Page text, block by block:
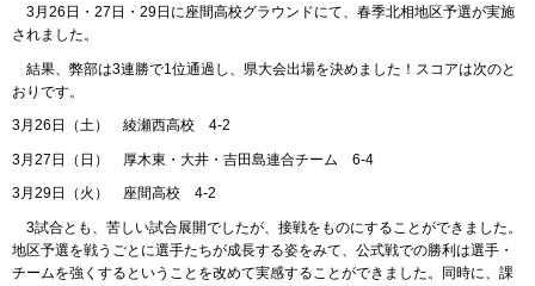
3月26日・27日・29日に座間高校グラウンドにて、春季北相地区予選が実施
されました。
結果、弊部は3連勝で1位通過し、県大会出場を決めました！スコアは次のと
おりです。
3月26日（土） 綾瀬西高校 4-2
3月27日（日） 厚木東・大井・吉田島連合チーム 6-4
3月29日（火） 座間高校 4-2
3試合とも、苦しい試合展開でしたが、接戦をものにすることができました。
地区予選を戦うごとに選手たちが成長する姿をみて、公式戦での勝利は選手・
チームを強くするということを改めて実感することができました。同時に、課